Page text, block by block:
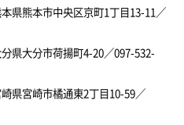
県熊本市中央区京町1丁目13-11／
県大分市荷揚町4-20／097-532-
県宮崎市橘通東2丁目10-59／